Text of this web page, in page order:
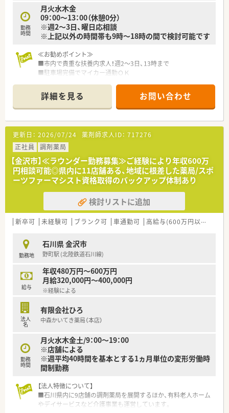
勤務
時間
月火水木金
09：00～13：00（休憩0分）
※週2～3日、曜日応相談
※上記以外の時間帯も9時～18時の間で検討可能です
≪お勧めポイント≫
■市内で貴重な扶養内求人！週2～3日、13時まで
■駐車場完備でマイカー通勤ＯＫ
■外来以外に在宅医療にも対応しています
≪こんな薬局です≫
■石川県内に3店舗展開している地域密着型の調剤薬局です。
■希少な金沢市内でのパート薬剤師様の募集です！
■今後の出店計画もあり、在宅件数も増えているため増員の募集
となります
■代表は元々チェーン店でエリアマネージャーや責任者をされ
ており、現場のこともよく理解されております。現場の意見も積
極的に取り入れながら、運営されております。
■時間・曜日は相談可能！ご家庭を優先しながらご勤務したい方
にオススメです！
詳細を見る お問い合わせ
更新日： 2026/07/24 薬剤師求人ID： 717276
正社員
調剤薬局
【金沢市】≪ラウンダー勤務募集≫ご経験により年収600万
円相談可能◎県内に11店舗ある、地域に根差した薬局/スポ
ーツファーマシスト資格取得のバックアップ体制あり
検討リストに追加
新卒可 未経験可 ブランク可 車通勤可 高給与(600万円以上)
勤務地
石川県 金沢市
野町駅 (北陸鉄道石川線)
給与
年収480万円～600万円
月給320,000円～400,000円
※経験による
法人
名
有限会社ひろ
中森かいてき薬局（本店）
勤務
時間
月火水木金土/9：00～19：00
※店舗による
※週平均40時間を基本とする1ヵ月単位の変形労働時
間制勤務
【法人特徴について】
■石川県内に9店舗の調剤薬局を展開するほか、有料老人ホーム
やデイサービスなど介護事業も運営しています。